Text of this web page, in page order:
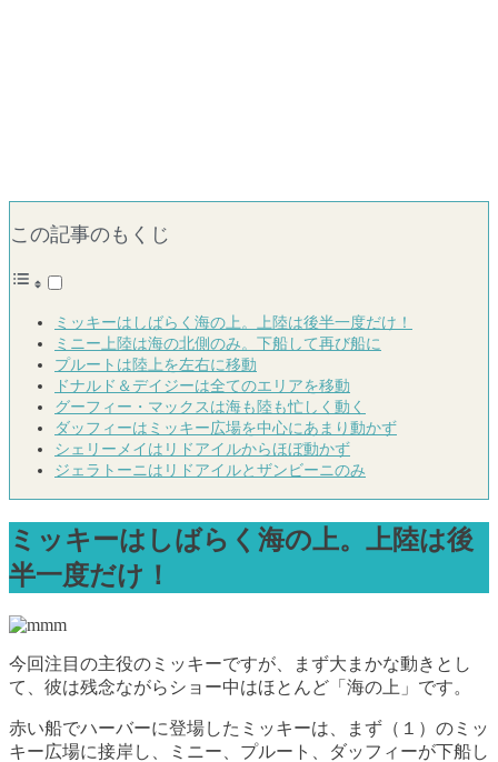
この記事のもくじ
ミッキーはしばらく海の上。上陸は後半一度だけ！
ミニー上陸は海の北側のみ。下船して再び船に
プルートは陸上を左右に移動
ドナルド＆デイジーは全てのエリアを移動
グーフィー・マックスは海も陸も忙しく動く
ダッフィーはミッキー広場を中心にあまり動かず
シェリーメイはリドアイルからほぼ動かず
ジェラトーニはリドアイルとザンビーニのみ
ミッキーはしばらく海の上。上陸は後
半一度だけ！
今回注目の主役のミッキーですが、まず大まかな動きとし
て、彼は残念ながらショー中はほとんど「海の上」です。
赤い船でハーバーに登場したミッキーは、まず（１）のミッ
キー広場に接岸し、ミニー、プルート、ダッフィーが下船し